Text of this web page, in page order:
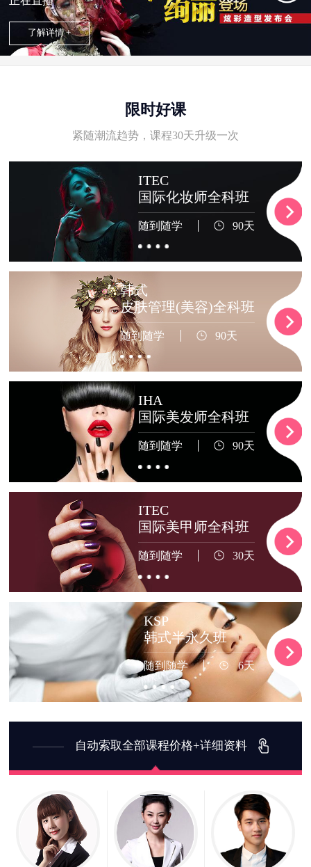
了解详情 +
限时好课
紧随潮流趋势，课程30天升级一次
ITEC
国际化妆师全科班
随到随学 90天
韩式
皮肤管理(美容)全科班
随到随学 90天
IHA
国际美发师全科班
随到随学 90天
ITEC
国际美甲师全科班
随到随学 30天
KSP
韩式半永久班
随到随学 6天
自动索取全部课程价格+详细资料